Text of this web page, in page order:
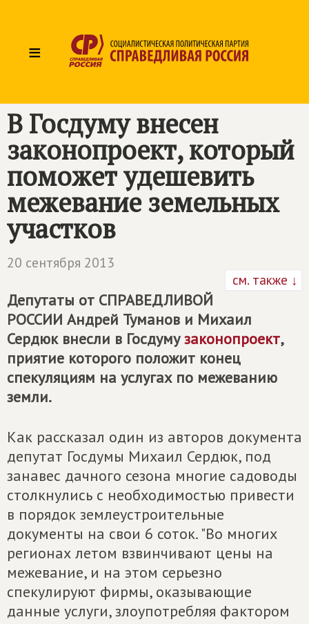
≡
В Госдуму внесен
законопроект, который
поможет удешевить
межевание земельных
участков
20 сентября 2013
см. также ↓
Депутаты от СПРАВЕДЛИВОЙ
РОССИИ Андрей Туманов и Михаил
Сердюк внесли в Госдумузаконопроект,
приятие которого положит конец
спекуляциям на услугах по межеванию
земли.
Как рассказал один из авторов документа
депутат Госдумы Михаил Сердюк, под
занавес дачного сезона многие садоводы
столкнулись с необходимостью привести
в порядок землеустроительные
документы на свои 6 соток. "Во многих
регионах летом взвинчивают цены на
межевание, и на этом серьезно
спекулируют фирмы, оказывающие
данные услуги, злоупотребляя фактором